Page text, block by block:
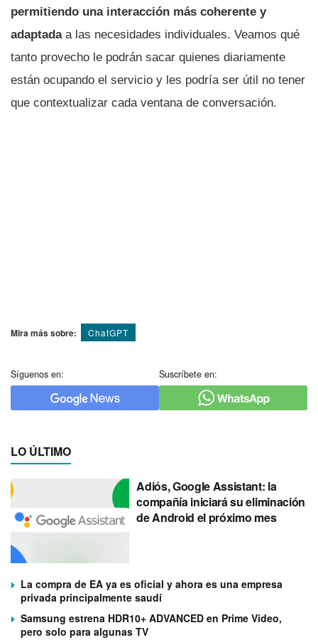
permitiendo una interacción más coherente y
adaptada a las necesidades individuales. Veamos qué
tanto provecho le podrán sacar quienes diariamente
están ocupando el servicio y les podría ser útil no tener
que contextualizar cada ventana de conversación.
Mira más sobre: ChatGPT
Síguenos en: Suscríbete en:
LO ÚLTIMO
Adiós, Google Assistant: la
compañía iniciará su eliminación
de Android el próximo mes
La compra de EA ya es oficial y ahora es una empresa
privada principalmente saudí
Samsung estrena HDR10+ ADVANCED en Prime Video,
pero solo para algunas TV